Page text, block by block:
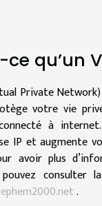
ce qu’un
Private
votre vie
à
IP et augmente
avoir plus
consulter
.